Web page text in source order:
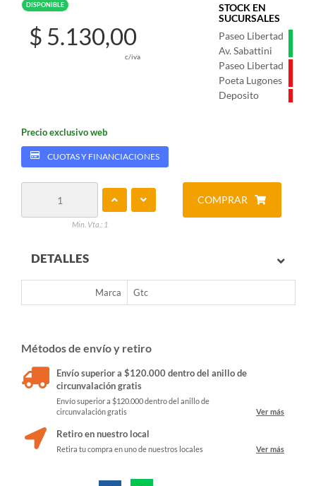
DISPONIBLE
STOCK EN
SUCURSALES
Paseo Libertad
Av. Sabattini
Paseo Libertad
Poeta Lugones
Deposito
$ 5.130,00
c/iva
Precio exclusivo web
CUOTAS Y FINANCIACIONES
Min. Vta.: 1
COMPRAR
DETALLES
Marca Gtc
Métodos de envío y retiro
Envío superior a $120.000 dentro del anillo de
circunvalación gratis
Envío superior a $120.000 dentro del anillo de
circunvalación gratis
Ver más
Retiro en nuestro local
Retira tu compra en uno de nuestros locales Ver más